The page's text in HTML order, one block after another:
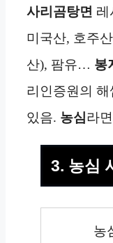
사리곰탕면 레
미국산, 호주
산), 팜유… 봉
리인증원의 해
있음. 농심라면
3. 농심
농